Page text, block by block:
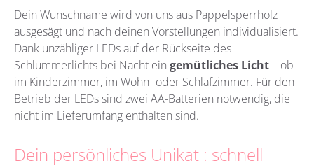
Dein Wunschname wird von uns aus Pappelsperrholz
ausgesägt und nach deinen Vorstellungen individualisiert.
Dank unzähliger LEDs auf der Rückseite des
Schlummerlichts bei Nacht ein gemütliches Licht– ob
im Kinderzimmer, im Wohn- oder Schlafzimmer. Für den
Betrieb der LEDs sind zwei AA-Batterien notwendig, die
nicht im Lieferumfang enthalten sind.
Dein persönliches Unikat : schnell